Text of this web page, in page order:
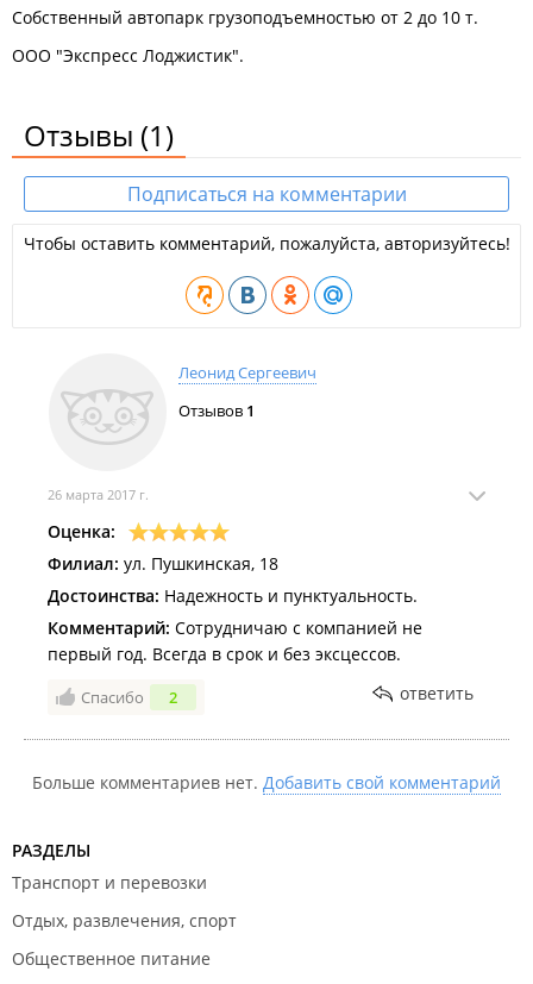
Собственный автопарк грузоподъемностью от 2 до 10 т.
ООО "Экспресс Лоджистик".
Отзывы (1)
Подписаться на комментарии
Чтобы оставить комментарий, пожалуйста, авторизуйтесь!
Леонид Сергеевич
Отзывов 1
26 марта 2017 г.
Оценка:
Филиал: ул. Пушкинская, 18
Достоинства: Надежность и пунктуальность.
Комментарий: Сотрудничаю с компанией не
первый год. Всегда в срок и без эксцессов.
Спасибо 2 ответить
Больше комментариев нет. Добавить свой комментарий
РАЗДЕЛЫ
Транспорт и перевозки
Отдых, развлечения, спорт
Общественное питание